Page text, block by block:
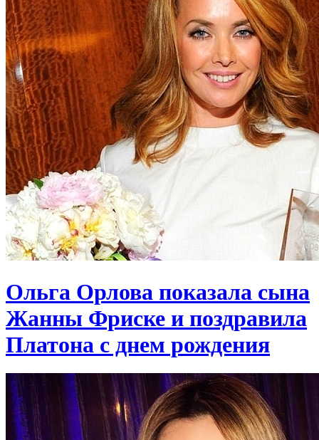
Ольга Орлова показала сына
Жанны Фриске и поздравила
Платона с днем рождения